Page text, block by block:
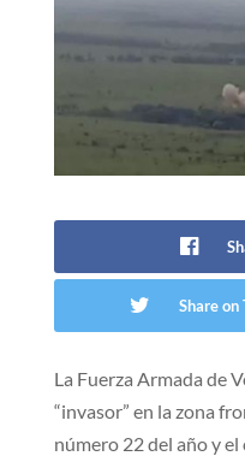
Share
La Fuerza Armada de
“invasor” en la zona
número 22 del año y